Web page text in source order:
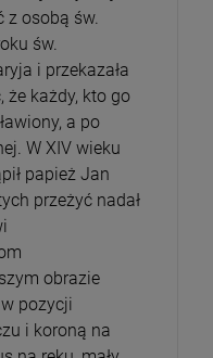
z osobą św.
św.
i przekazała
że każdy, kto go
a po
W XIV wieku
papież Jan
przeżyć nadał
obrazie
pozycji
i koroną na